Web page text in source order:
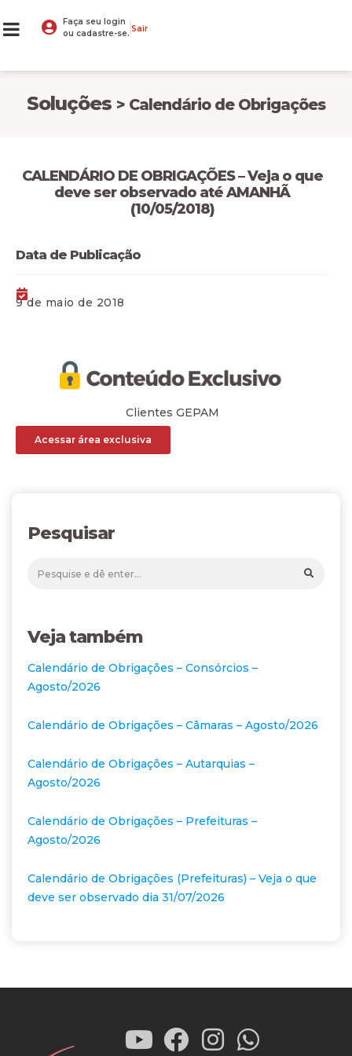
Faça seu login
ou cadastre-se. Sair
Soluções > Calendário de Obrigações
​​CALENDÁRIO DE OBRIGAÇÕES – Veja o que
deve ser observado até AMANHÃ
(10/05/2018)
Data de Publicação
9 de maio de 2018
Clientes GEPAM
Acessar área exclusiva
Pesquisar
Veja também
Calendário de Obrigações – Consórcios –
Agosto/2026
Calendário de Obrigações – Câmaras – Agosto/2026
Calendário de Obrigações – Autarquias –
Agosto/2026
Calendário de Obrigações – Prefeituras –
Agosto/2026
Calendário de Obrigações (Prefeituras) – Veja o que
deve ser observado dia 31/07/2026